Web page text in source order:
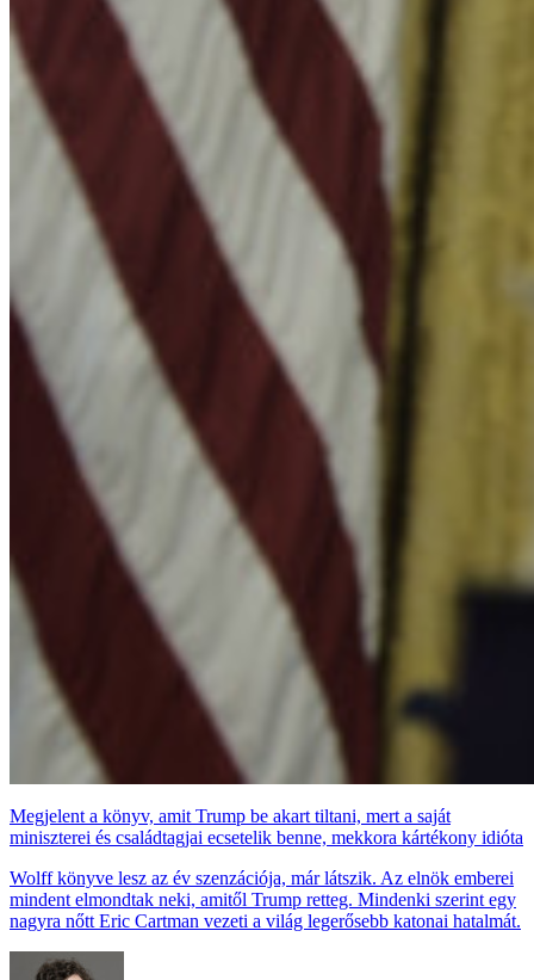
Megjelent a könyv, amit Trump be akart tiltani, mert a saját
miniszterei és családtagjai ecsetelik benne, mekkora kártékony idióta
Wolff könyve lesz az év szenzációja, már látszik. Az elnök emberei
mindent elmondtak neki, amitől Trump retteg. Mindenki szerint egy
nagyra nőtt Eric Cartman vezeti a világ legerősebb katonai hatalmát.